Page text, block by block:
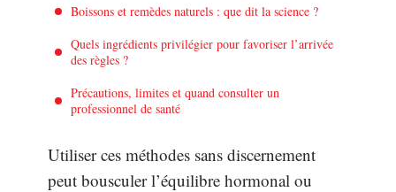
Boissons et remèdes naturels : que dit la science ?
Quels ingrédients privilégier pour favoriser l’arrivée
des règles ?
Précautions, limites et quand consulter un
professionnel de santé
Utiliser ces méthodes sans discernement
peut bousculer l’équilibre hormonal ou